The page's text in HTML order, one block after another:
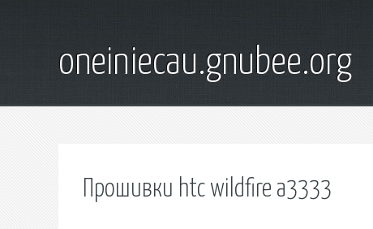
oneiniecau.gnubee.org
Прошивки htc wildfire a3333